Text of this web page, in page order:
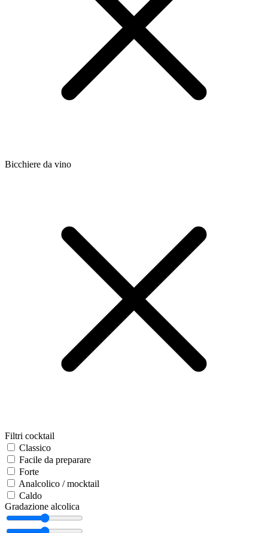
Bicchiere da vino
Filtri cocktail
Classico
Facile da preparare
Forte
Analcolico / mocktail
Caldo
Gradazione alcolica